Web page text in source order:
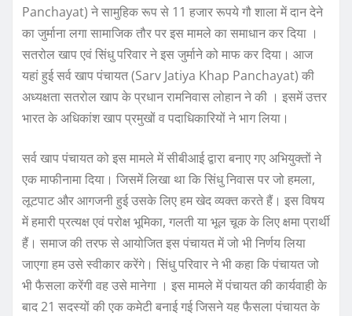
Panchayat) ने सामुहिक रूप से 11 हजार रूपये गौ शाला में दान देने
का जुर्माना लगा सामाजिक तौर पर इस मामले का समाधान कर दिया ।
सतरोल खाप एवं सिंधु परिवार ने इस जुर्माने को माफ कर दिया। आज
यहां हुई सर्व खाप पंचायत (Sarv Jatiya Khap Panchayat) की
अध्यक्षता सतरोल खाप के प्रधान रामनिवास लोहान ने की । इसमें उत्तर
भारत के अधिकांश खाप प्रमुखों व पदाधिकारियों ने भाग लिया।
सर्व खाप पंचायत को इस मामले में सीबीआई द्वारा बनाए गए अभियुक्तों ने
एक माफीनामा दिया। जिसमें लिखा था कि सिंधु निवास पर जो हमला,
लूटपाट और आगजनी हुई उसके लिए हम खेद व्यक्त करते हैं। इस विषय
में हमारी प्रत्यक्ष एवं परोक्ष भूमिका, गलती या भूल चूक के लिए क्षमा प्रार्थी
हैं। समाज की तरफ से आयोजित इस पंचायत में जो भी निर्णय लिया
जाएगा हम उसे स्वीकार करेंगे। सिंधु परिवार ने भी कहा कि पंचायत जो
भी फैसला करेंगी वह उसे मानेगा । इस मामले में पंचायत की कार्यवाही के
बाद 21 सदस्यों की एक कमेटी बनाई गई जिसने यह फैसला पंचायत के